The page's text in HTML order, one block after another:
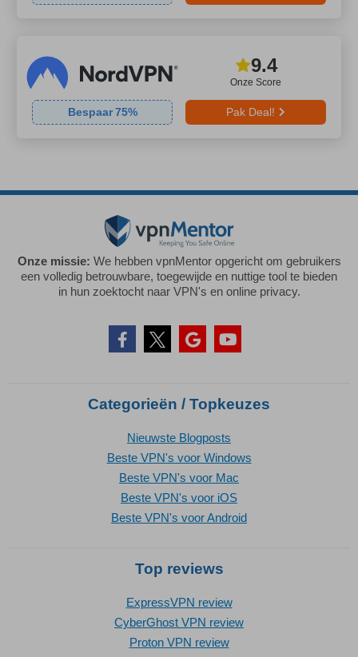
Onze Score
9.4
Bespaar 75% Pak Deal!
Onze missie: We hebben vpnMentor opgericht om gebruikers
een volledig betrouwbare, toegewijde en nuttige tool te bieden
in hun zoektocht naar VPN's en online privacy.
Categorieën / Topkeuzes
Nieuwste Blogposts
Beste VPN's voor Windows
Beste VPN's voor Mac
Beste VPN's voor iOS
Beste VPN's voor Android
Top reviews
ExpressVPN review
CyberGhost VPN review
Proton VPN review